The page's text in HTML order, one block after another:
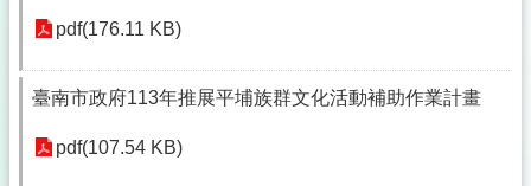
pdf(176.11 KB)
臺南市政府113年推展平埔族群文化活動補助作業計畫
pdf(107.54 KB)